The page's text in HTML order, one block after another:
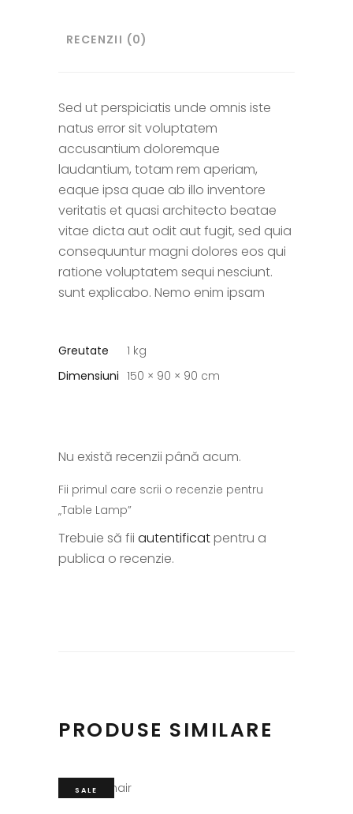
RECENZII (0)
Sed ut perspiciatis unde omnis iste
natus error sit voluptatem
accusantium doloremque
laudantium, totam rem aperiam,
eaque ipsa quae ab illo inventore
veritatis et quasi architecto beatae
vitae dicta aut odit aut fugit, sed quia
consequuntur magni dolores eos qui
ratione voluptatem sequi nesciunt.
sunt explicabo. Nemo enim ipsam
Greutate
1 kg
Dimensiuni 150 × 90 × 90 cm
Nu există recenzii până acum.
Fii primul care scrii o recenzie pentru
„Table Lamp”
Trebuie să fii autentificatpentru a
publica o recenzie.
PRODUSE SIMILARE
SALE